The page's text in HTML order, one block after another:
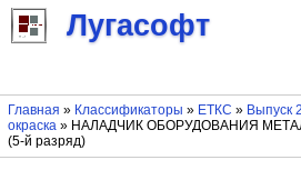
Лугасофт
Главная » Классификаторы » ЕТКС » Выпуск 2
окраска» НАЛАДЧИК ОБОРУДОВАНИЯ
(5-й разряд)